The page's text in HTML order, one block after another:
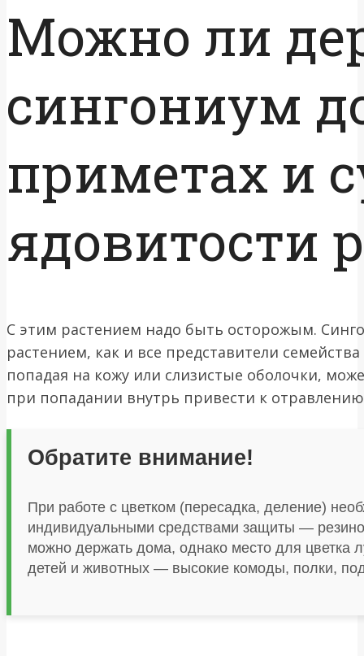
Можно ли
сингониум
приметах и
ядовитости
С этим растением надо быть осторожым.
растением, как и все представители
попадая на кожу или слизистые оболочки,
при попадании внутрь привести к
Обратите внимание!
При работе с цветком (пересадка, деление)
индивидуальными средствами защиты —
можно держать дома, однако место для цветка
детей и животных — высокие комоды, полки,